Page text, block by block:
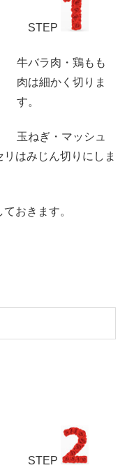
STEP
牛バラ肉・鶏もも
肉は細かく切りま
す。
玉ねぎ・マッシュ
はみじん切りにしま
おきます。
STEP